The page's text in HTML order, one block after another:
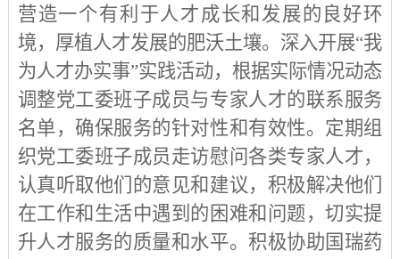
营造一个有利于人才成长和发展的良好环
境，厚植人才发展的肥沃土壤。深入开展“我
为人才办实事”实践活动，根据实际情况动态
调整党工委班子成员与专家人才的联系服务
名单，确保服务的针对性和有效性。定期组
织党工委班子成员走访慰问各类专家人才，
认真听取他们的意见和建议，积极解决他们
在工作和生活中遇到的困难和问题，切实提
升人才服务的质量和水平。积极协助国瑞药